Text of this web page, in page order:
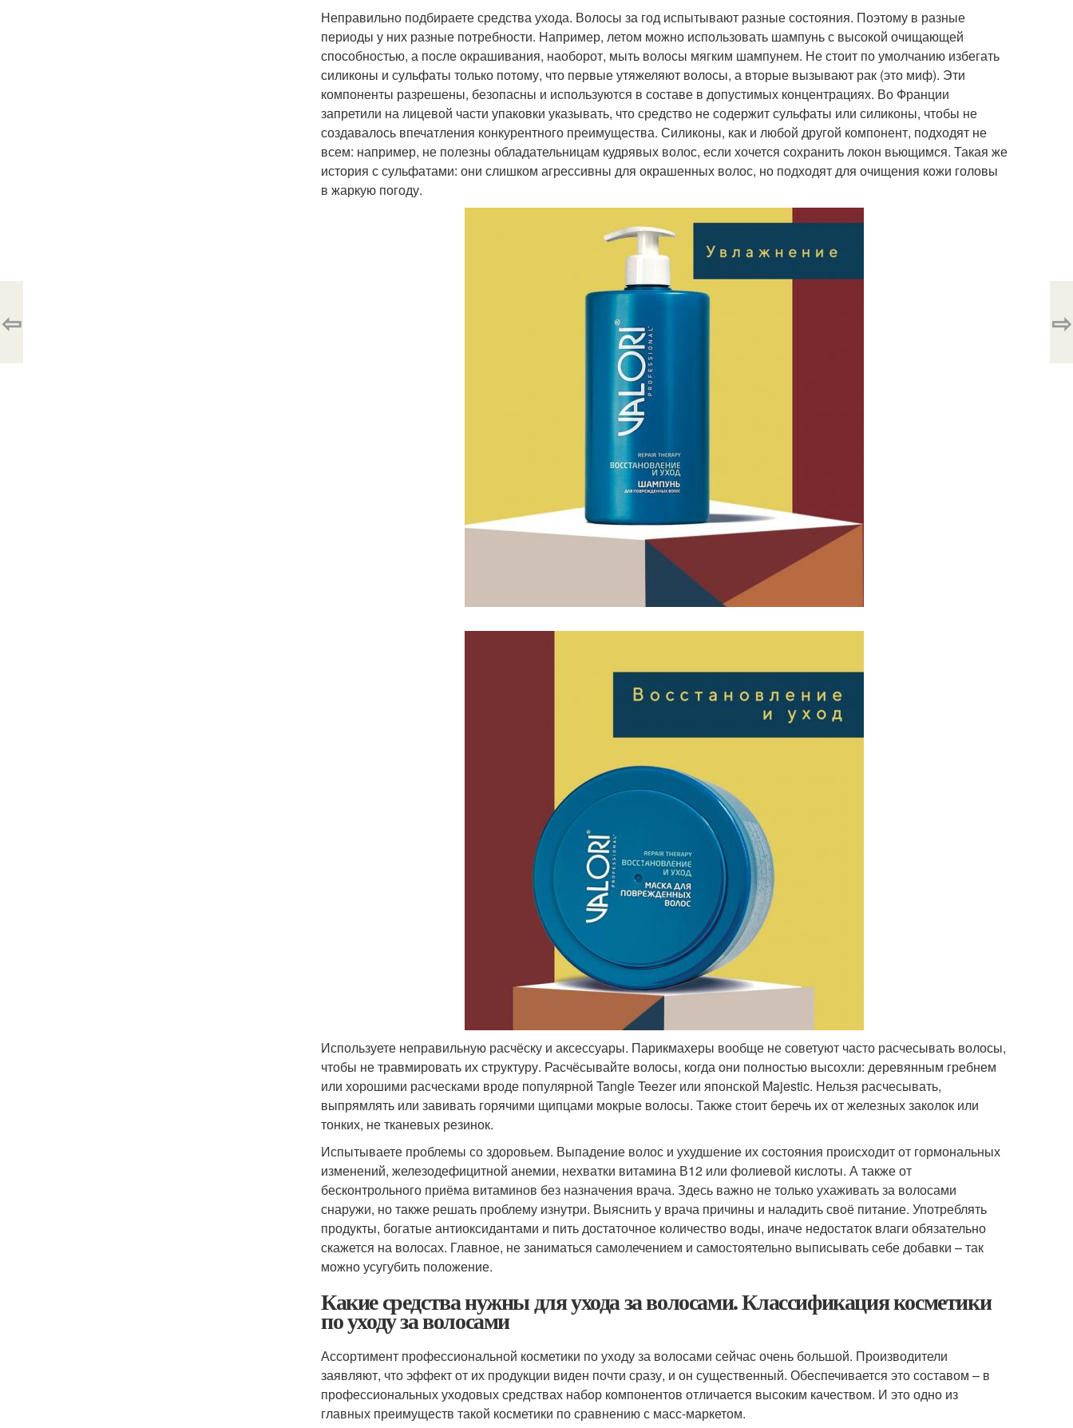
Неправильно подбираете средства ухода. Волосы за год испытывают разные состояния. Поэтому в разные
периоды у них разные потребности. Например, летом можно использовать шампунь с высокой очищающей
способностью, а после окрашивания, наоборот, мыть волосы мягким шампунем. Не стоит по умолчанию избегать
силиконы и сульфаты только потому, что первые утяжеляют волосы, а вторые вызывают рак (это миф). Эти
компоненты разрешены, безопасны и используются в составе в допустимых концентрациях. Во Франции
запретили на лицевой части упаковки указывать, что средство не содержит сульфаты или силиконы, чтобы не
создавалось впечатления конкурентного преимущества. Силиконы, как и любой другой компонент, подходят не
всем: например, не полезны обладательницам кудрявых волос, если хочется сохранить локон вьющимся. Такая же
история с сульфатами: они слишком агрессивны для окрашенных волос, но подходят для очищения кожи головы
в жаркую погоду.
Используете неправильную расчёску и аксессуары. Парикмахеры вообще не советуют часто расчесывать волосы,
чтобы не травмировать их структуру. Расчёсывайте волосы, когда они полностью высохли: деревянным гребнем
или хорошими расческами вроде популярной Tangle Teezer или японской Majestic. Нельзя расчесывать,
выпрямлять или завивать горячими щипцами мокрые волосы. Также стоит беречь их от железных заколок или
тонких, не тканевых резинок.
Испытываете проблемы со здоровьем. Выпадение волос и ухудшение их состояния происходит от гормональных
изменений, железодефицитной анемии, нехватки витамина В12 или фолиевой кислоты. А также от
бесконтрольного приёма витаминов без назначения врача. Здесь важно не только ухаживать за волосами
снаружи, но также решать проблему изнутри. Выяснить у врача причины и наладить своё питание. Употреблять
продукты, богатые антиоксидантами и пить достаточное количество воды, иначе недостаток влаги обязательно
скажется на волосах. Главное, не заниматься самолечением и самостоятельно выписывать себе добавки – так
можно усугубить положение.
Какие средства нужны для ухода за волосами. Классификация косметики
по уходу за волосами
Ассортимент профессиональной косметики по уходу за волосами сейчас очень большой. Производители
заявляют, что эффект от их продукции виден почти сразу, и он существенный. Обеспечивается это составом – в
профессиональных уходовых средствах набор компонентов отличается высоким качеством. И это одно из
главных преимуществ такой косметики по сравнению с масс-маркетом.
⇦ ⇨